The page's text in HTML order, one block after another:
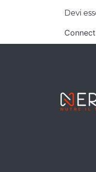
Devi